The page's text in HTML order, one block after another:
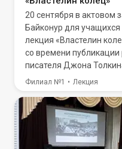
20 сентября в
Байконур для
лекция «Властелин
со времени
писателя Джона
Филиал №1 Лекция